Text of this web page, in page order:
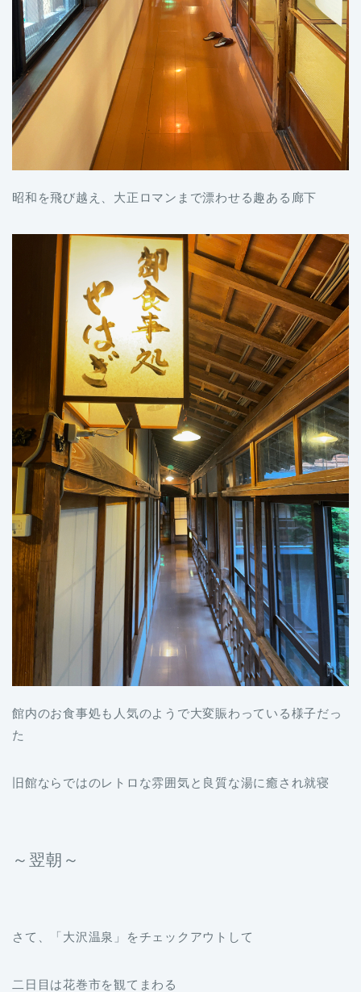
昭和を飛び越え、大正ロマンまで漂わせる趣ある廊下
館内のお食事処も人気のようで大変賑わっている様子だっ
た
旧館ならではのレトロな雰囲気と良質な湯に癒され就寝
～翌朝～
さて、「大沢温泉」をチェックアウトして
二日目は花巻市を観てまわる